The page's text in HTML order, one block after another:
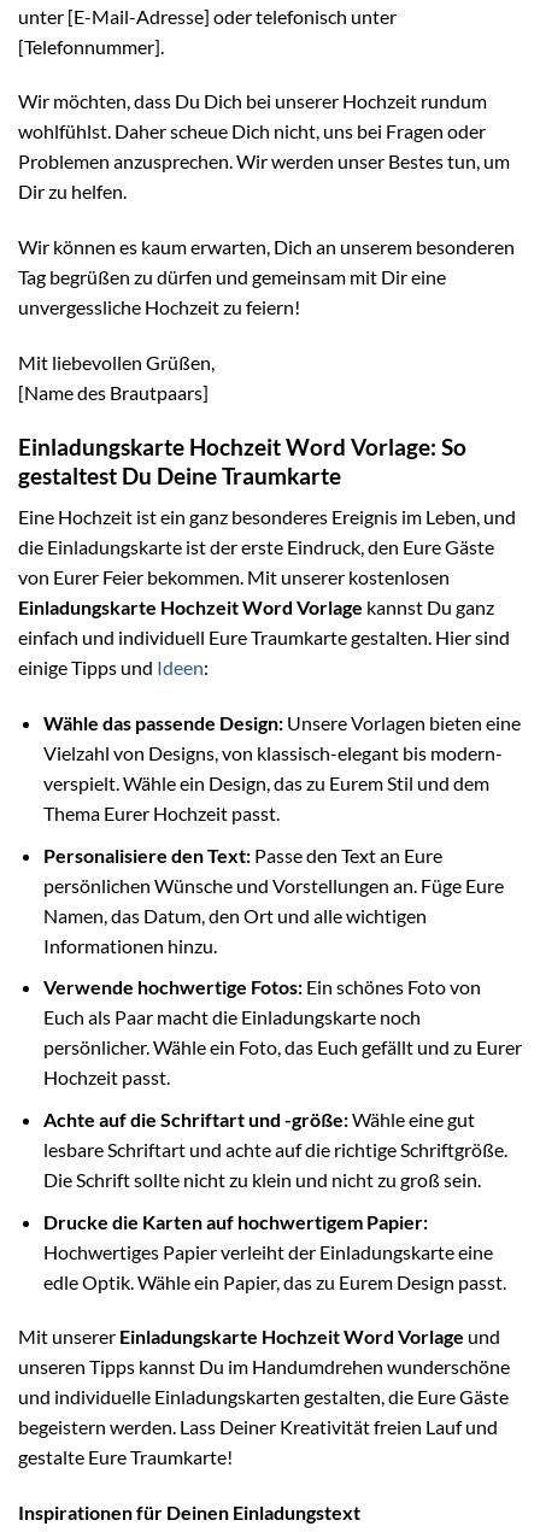
unter [E-Mail-Adresse] oder telefonisch unter
[Telefonnummer].
Wir möchten, dass Du Dich bei unserer Hochzeit rundum
wohlfühlst. Daher scheue Dich nicht, uns bei Fragen oder
Problemen anzusprechen. Wir werden unser Bestes tun, um
Dir zu helfen.
Wir können es kaum erwarten, Dich an unserem besonderen
Tag begrüßen zu dürfen und gemeinsam mit Dir eine
unvergessliche Hochzeit zu feiern!
Mit liebevollen Grüßen,
[Name des Brautpaars]
Einladungskarte Hochzeit Word Vorlage: So
gestaltest Du Deine Traumkarte
Eine Hochzeit ist ein ganz besonderes Ereignis im Leben, und
die Einladungskarte ist der erste Eindruck, den Eure Gäste
von Eurer Feier bekommen. Mit unserer kostenlosen
Einladungskarte Hochzeit Word Vorlage kannst Du ganz
einfach und individuell Eure Traumkarte gestalten. Hier sind
einige Tipps und Ideen:
Wähle das passende Design:Unsere Vorlagen bieten eine
Vielzahl von Designs, von klassisch-elegant bis modern-
verspielt. Wähle ein Design, das zu Eurem Stil und dem
Thema Eurer Hochzeit passt.
Personalisiere den Text:Passe den Text an Eure
persönlichen Wünsche und Vorstellungen an. Füge Eure
Namen, das Datum, den Ort und alle wichtigen
Informationen hinzu.
Verwende hochwertige Fotos:Ein schönes Foto von
Euch als Paar macht die Einladungskarte noch
persönlicher. Wähle ein Foto, das Euch gefällt und zu Eurer
Hochzeit passt.
Achte auf die Schriftart und -größe:Wähle eine gut
lesbare Schriftart und achte auf die richtige Schriftgröße.
Die Schrift sollte nicht zu klein und nicht zu groß sein.
Drucke die Karten auf hochwertigem Papier:
Hochwertiges Papier verleiht der Einladungskarte eine
edle Optik. Wähle ein Papier, das zu Eurem Design passt.
Mit unserer Einladungskarte Hochzeit Word Vorlage und
unseren Tipps kannst Du im Handumdrehen wunderschöne
und individuelle Einladungskarten gestalten, die Eure Gäste
begeistern werden. Lass Deiner Kreativität freien Lauf und
gestalte Eure Traumkarte!
Inspirationen für Deinen Einladungstext